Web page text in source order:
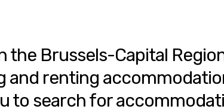
Brussels-Capital
and renting
to search for